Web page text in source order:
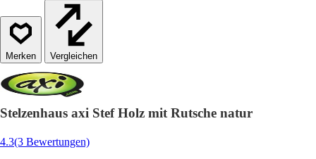
Vergleichen
Stelzenhaus axi Stef Holz mit Rutsche natur
4.3(3 Bewertungen)